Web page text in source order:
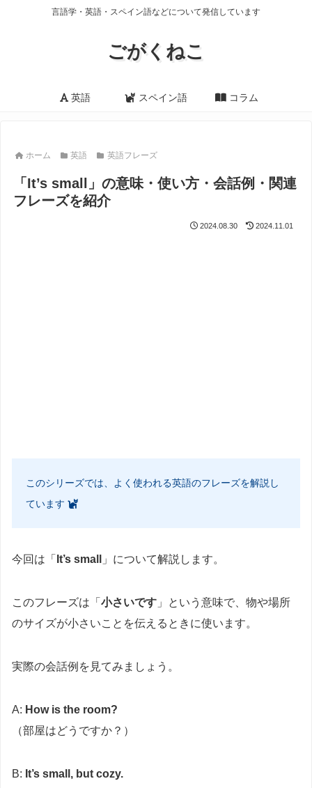
言語学・英語・スペイン語などについて発信しています
ごがくねこ
英語 スペイン語 コラム
ホーム 英語 英語フレーズ
「It’s small」の意味・使い方・会話例・関連
フレーズを紹介
2024.08.30 2024.11.01
このシリーズでは、よく使われる英語のフレーズを解説し
ています
今回は「 It’s small 」について解説します。
このフレーズは「 小さいです 」という意味で、物や場所
のサイズが小さいことを伝えるときに使います。
実際の会話例を見てみましょう。
A: How is the room?
（部屋はどうですか？）
B: It’s small, but cozy.